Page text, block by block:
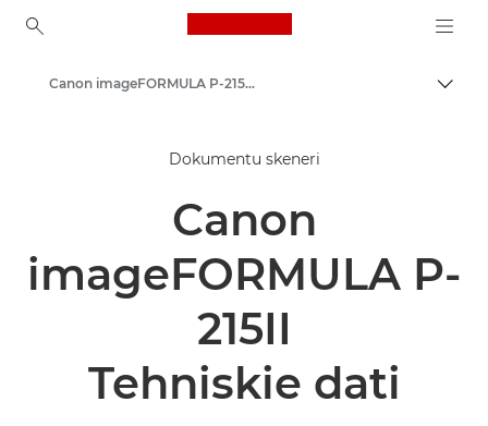
Canon Logo, back to
Risinājumi un pakalpojumi
Produkti uzņēmumiem
Dokumentu skeneri
Canon imageFORMULA P-215II - Dokumentu skeneri
Dokumentu skeneri
Canon
imageFORMULA P-
215II
Tehniskie dati